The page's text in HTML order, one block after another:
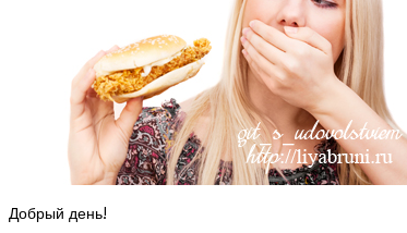
Добрый день!